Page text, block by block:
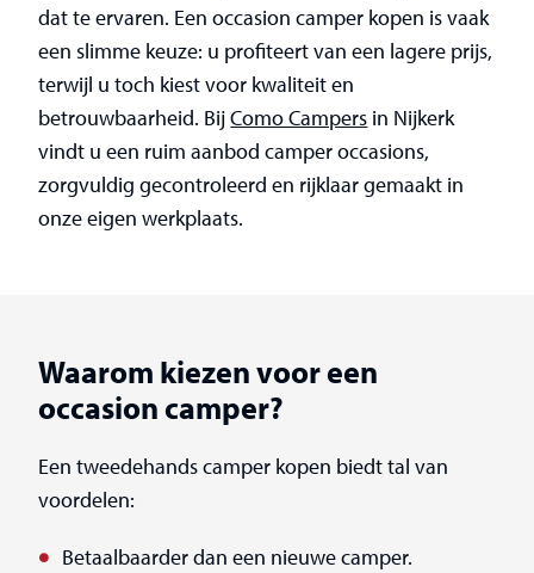
dat te ervaren. Een occasion camper kopen is vaak
een slimme keuze: u profiteert van een lagere prijs,
terwijl u toch kiest voor kwaliteit en
betrouwbaarheid. BijComo Campers in Nijkerk
vindt u een ruim aanbod camper occasions,
zorgvuldig gecontroleerd en rijklaar gemaakt in
onze eigen werkplaats.
Waarom kiezen voor een
occasion camper?
Een tweedehands camper kopen biedt tal van
voordelen:
Betaalbaarder dan een nieuwe camper.